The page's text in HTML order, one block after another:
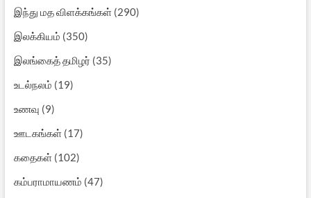
இந்து மத விளக்கங்கள்(290)
இலக்கியம் (350)
இலங்கைத் தமிழர் (35)
உடல்நலம் (19)
உணவு (9)
ஊடகங்கள்(17)
கதைகள்(102)
கம்பராமாயணம் (47)